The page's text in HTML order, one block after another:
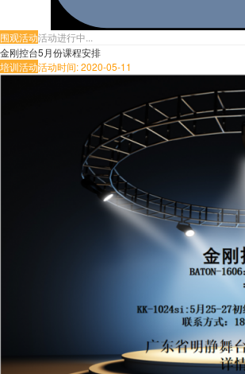
围观活动活动进行中...
金刚控台5月份课程安排
培训活动活动时间: 2020-05-11